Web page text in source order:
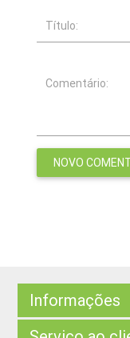
Título:
Comentário:
Informações